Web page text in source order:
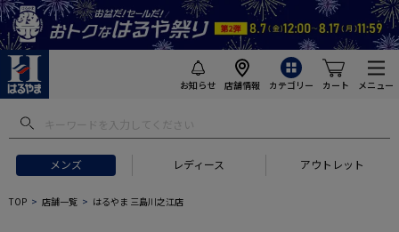
お知らせ 店舗情報 カテゴリー カート メニュー
メンズ レディース アウトレット
TOP 店舗一覧 はるやま 三島川之江店